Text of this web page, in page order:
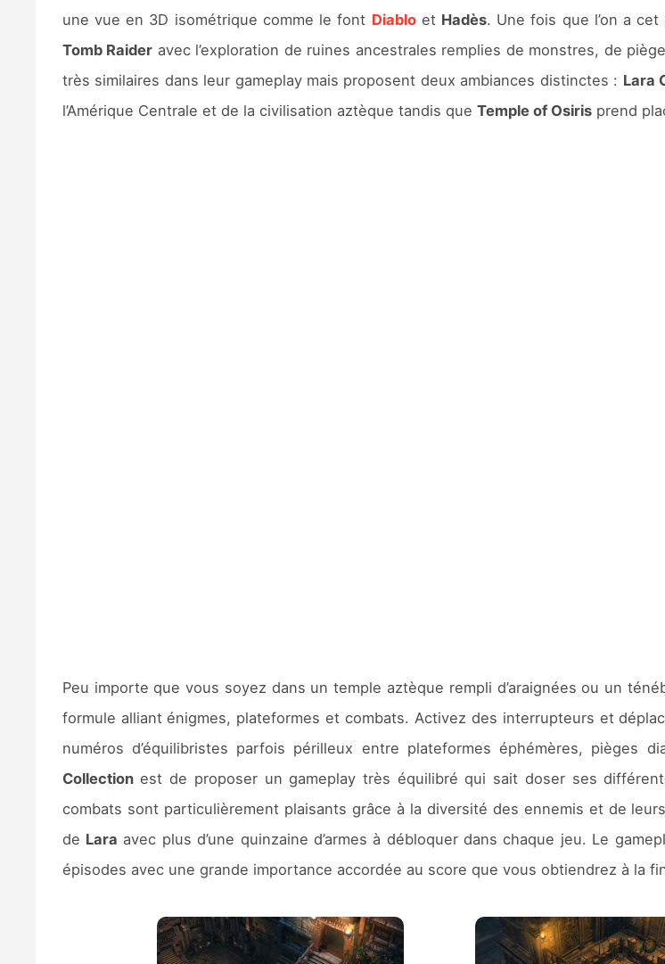
une vue en 3D isométrique comme le font Diabloet Hadès. Une fois que l’on a
Tomb Raider avec l’exploration de ruines ancestrales remplies de monstres, de
très similaires dans leur gameplay mais proposent deux ambiances distinctes : Lara
l’Amérique Centrale et de la civilisation aztèque tandis que Temple of Osirisprend
Peu importe que vous soyez dans un temple aztèque rempli d’araignées ou un
formule alliant énigmes, plateformes et combats. Activez des interrupteurs et
numéros d’équilibristes parfois périlleux entre plateformes éphémères, pièges
Collectionest de proposer un gameplay très équilibré qui sait doser ses
combats sont particulièrement plaisants grâce à la diversité des ennemis et de
de Lara avec plus d’une quinzaine d’armes à débloquer dans chaque jeu. Le
épisodes avec une grande importance accordée au score que vous obtiendrez à la